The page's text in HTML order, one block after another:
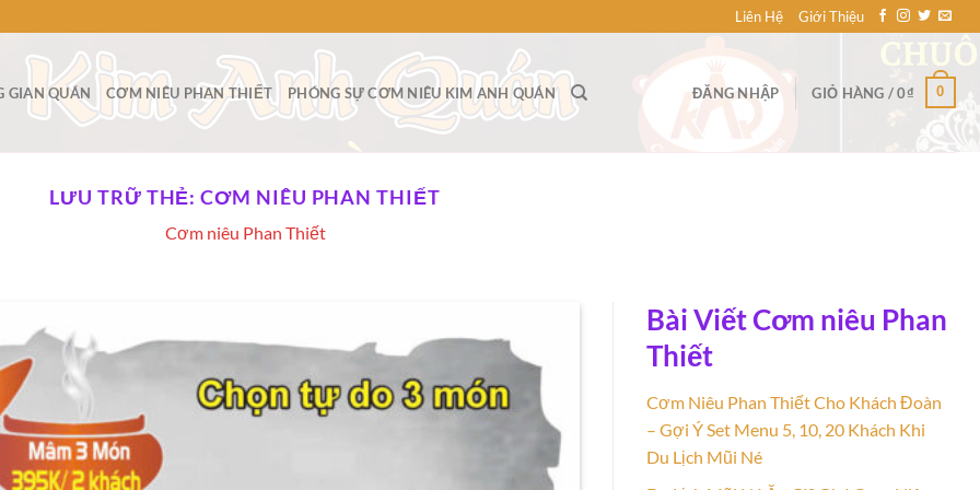
Liên Hệ Giới Thiệu
GIAN QUÁN CƠM NIÊU PHAN THIẾT PHÓNG SỰ CƠM NIÊU KIM ANH QUÁN ĐĂNG NHẬP GIỎ HÀNG /0₫ 0
LƯU TRỮ THẺ:CƠM NIÊU PHAN THIẾT
Cơm niêu Phan Thiết
Bài Viết Cơm niêu Phan
Thiết
Cơm Niêu Phan Thiết Cho Khách Đoàn
– Gợi Ý Set Menu 5, 10, 20 Khách Khi
Du Lịch Mũi Né